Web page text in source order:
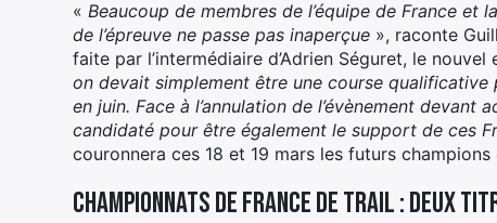
« Beaucoup de membres de l’équipe de France et
de l’épreuve ne passe pas inaperçue », raconte
faite par l’intermédiaire d’Adrien Séguret, le
on devait simplement être une course
en juin. Face à l’annulation de l’évènement
candidaté pour être également le support de ces
couronnera ces 18 et 19 mars les futurs champions
Championnats de France de trail : deux